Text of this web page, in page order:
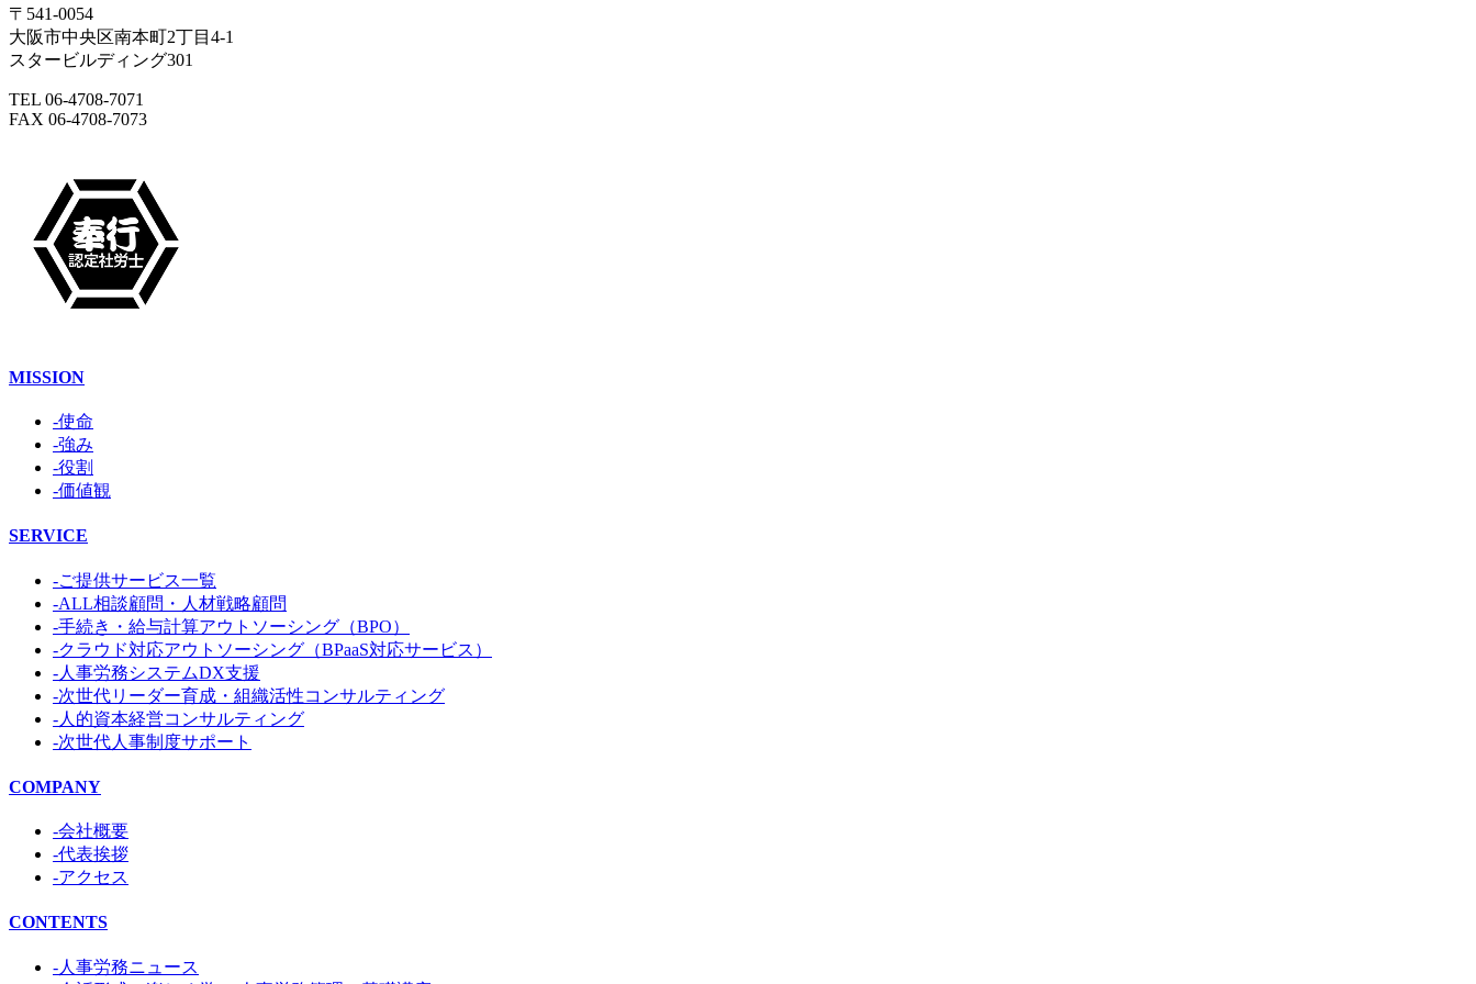
〒541-0054
大阪市中央区南本町2丁目4-1
スタービルディング301
TEL 06-4708-7071
FAX 06-4708-7073
MISSION
-使命
-強み
-役割
-価値観
SERVICE
-ご提供サービス一覧
-ALL相談顧問・人材戦略顧問
-手続き・給与計算アウトソーシング（BPO）
-クラウド対応アウトソーシング（BPaaS対応サービス）
-人事労務システムDX支援
-次世代リーダー育成・組織活性コンサルティング
-人的資本経営コンサルティング
-次世代人事制度サポート
COMPANY
-会社概要
-代表挨拶
-アクセス
CONTENTS
-人事労務ニュース